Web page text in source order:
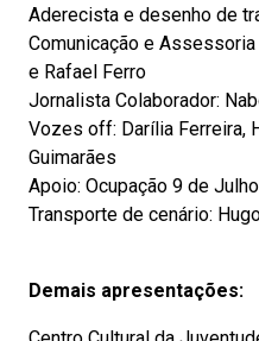
Aderecista e desenho de
Comunicação e
e Rafael Ferro
Jornalista Colaborador:
Vozes off: Darília Ferreira,
Guimarães
Apoio: Ocupação 9 de
Transporte de cenário:
Demais apresentações: